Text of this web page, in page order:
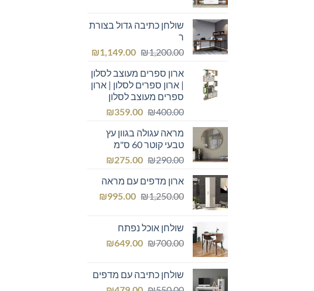
שולחן כתיבה גדול בצורת
ר
₪1,200.00
המחיר
היה:
₪1,200.00.
₪1,149.00
המחיר
הוא:
₪1,149.00.
ארון ספרים מעוצב לסלון
| ארון ספרים לסלון | ארון
ספרים מעוצב לסלון
₪400.00
המחיר
היה:
₪400.00.
₪359.00
המחיר
הוא:מראה עגולה בגוון עץ
טבעי קוטר 60 ס"מ
₪290.00
המחיר
היה:
₪290.00.
₪275.00
המחיר
הוא:
₪275.00.
ארון מדפים עם מראה
₪1,250.00
המחיר
₪1,250.00.
₪995.00
המחיר
שולחן אוכל נפתח
₪700.00
המחיר
₪700.00.
₪649.00
המחיר
₪649.00.שולחן כתיבה עם מדפים